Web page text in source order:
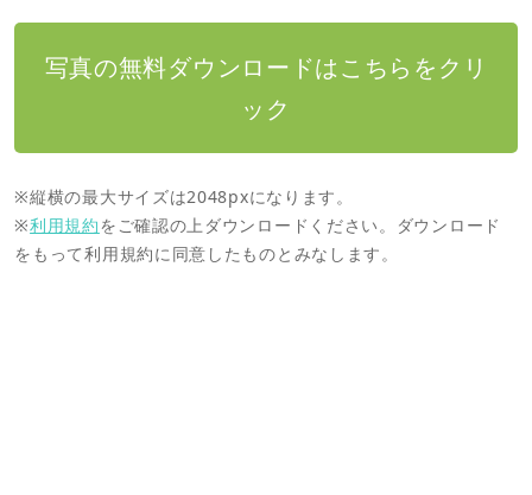
写真の無料ダウンロードはこちらをクリ
ック
※縦横の最大サイズは2048pxになります。
※利用規約をご確認の上ダウンロードください。ダウンロード
をもって利用規約に同意したものとみなします。